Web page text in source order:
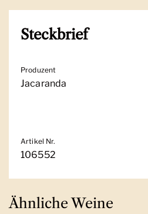
Steckbrief
Produzent
Jacaranda
Artikel Nr.
106552
Ähnliche Weine